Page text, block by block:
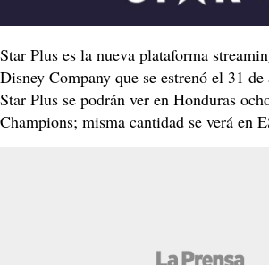
Star Plus es la nueva plataforma
Disney Company que se estrenó el 31
Star Plus se podrán ver en Honduras
Champions; misma cantidad se verá en